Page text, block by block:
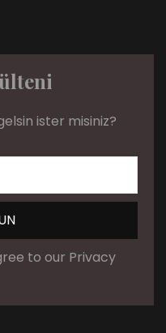
ister misiniz?
to our Privacy